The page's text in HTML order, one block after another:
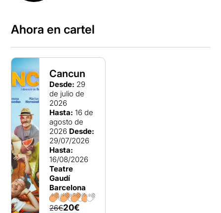
Ahora en cartel
Cancun
Desde: 29
de julio de
2026
Hasta: 16 de
agosto de
2026 Desde:
29/07/2026
Hasta:
16/08/2026
Teatre
Gaudí
Barcelona
26€20€